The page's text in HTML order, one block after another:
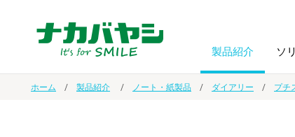
製品紹介 ソ
ホーム 製品紹介 ノート・紙製品 ダイアリー プチ